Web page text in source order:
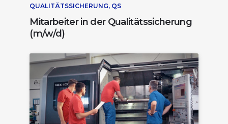
QUALITÄTSSICHERUNG, QS
Mitarbeiter in der Qualitätssicherung
(m/w/d)